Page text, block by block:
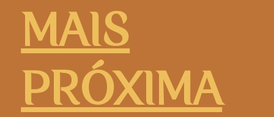
MAIS
PRÓXIMA